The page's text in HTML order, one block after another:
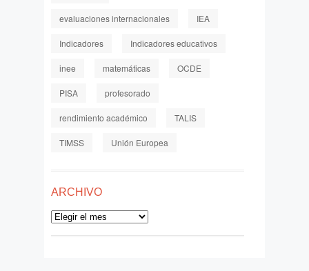
evaluaciones internacionales IEA
Indicadores Indicadores educativos
inee matemáticas OCDE
PISA profesorado
rendimiento académico TALIS
TIMSS Unión Europea
ARCHIVO
Archivo